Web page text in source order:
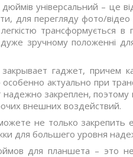
універсальний – це
для перегляду фото/відео
легкістю
дуже зручному положенні
гаджет, причем
особенно актуально при
закреплен,
внешних воздействий.
не только
для большего уровня
для планшета – это